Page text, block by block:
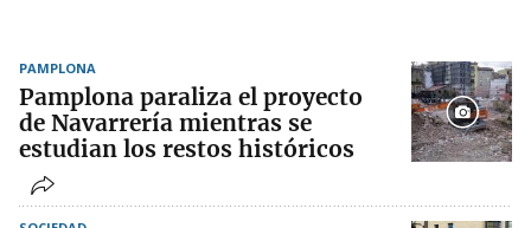
PAMPLONA
Pamplona paraliza el proyecto
de Navarrería mientras se
estudian los restos históricos